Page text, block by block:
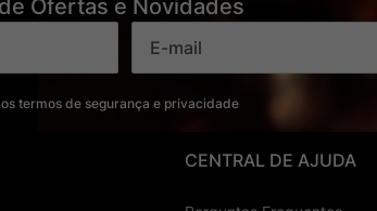
Ofertas e Novidades
termos de segurança e privacidade
CENTRAL DE AJUDA